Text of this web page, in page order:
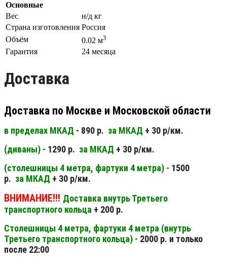
Основные
Вес
н/д кг
Страна изготовления Россия
Объём
0.02 м3
Гарантия 24 месяца
Доставка
Доставка по Москве и Московской области
в пределах МКАД - 890 р. за МКАД + 30 р/км.
(диваны) - 1290 р. за МКАД + 30 р/км.
(столешницы 4 метра, фартуки 4 метра) - 1500
р. за МКАД + 30 р/км.
ВНИМАНИЕ!!! Доставка внутрь Третьего
транспортного кольца + 200 р.
Столешницы 4 метра, фартуки 4 метра (внутрь
Третьего транспортного кольца) - 2000 р. и только
после 22:00